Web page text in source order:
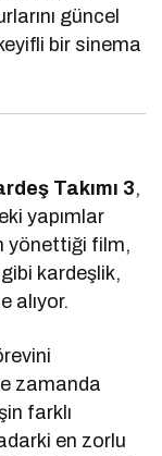
güncel
bir sinema
Takımı 3,
yapımlar
yönettiği film,
kardeşlik,
alıyor.
zamanda
farklı
en zorlu